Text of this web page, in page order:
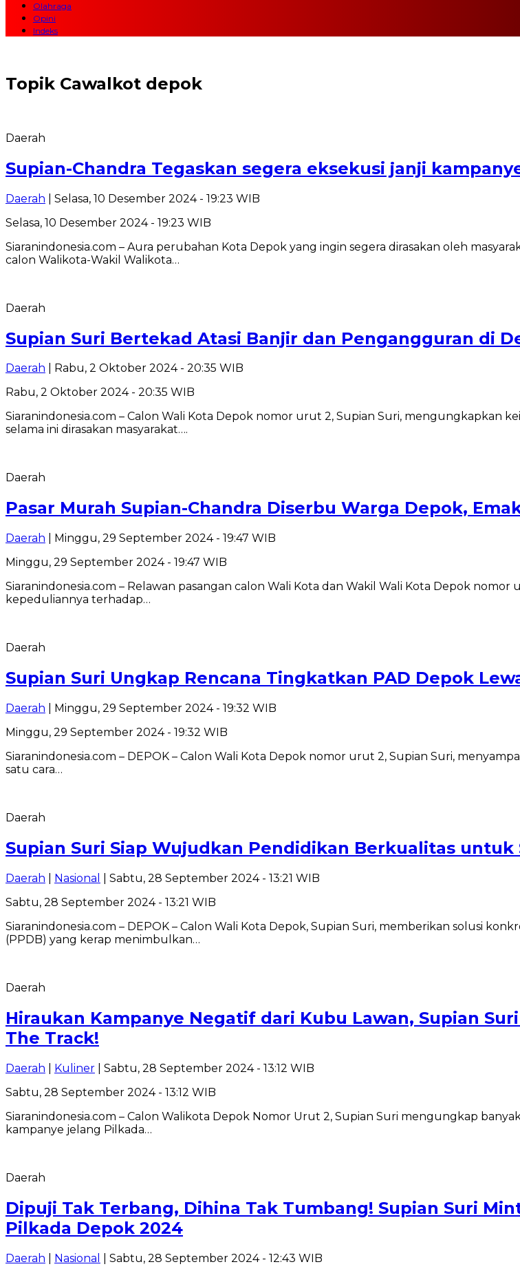
Olahraga
Opini
Indeks
Topik Cawalkot depok
Daerah
Supian-Chandra Tegaskan segera eksekusi janji
Daerah | Selasa, 10 Desember 2024 - 19:23 WIB
Selasa, 10 Desember 2024 - 19:23 WIB
Siaranindonesia.com – Aura perubahan Kota Depok yang ingin segera dirasakan oleh
calon Walikota-Wakil Walikota…
Daerah
Supian Suri Bertekad Atasi Banjir dan Pengangguran di
Daerah | Rabu, 2 Oktober 2024 - 20:35 WIB
Rabu, 2 Oktober 2024 - 20:35 WIB
Siaranindonesia.com – Calon Wali Kota Depok nomor urut 2, Supian Suri, mengungkapkan
selama ini dirasakan masyarakat….
Daerah
Pasar Murah Supian-Chandra Diserbu Warga Depok,
Daerah | Minggu, 29 September 2024 - 19:47 WIB
Minggu, 29 September 2024 - 19:47 WIB
Siaranindonesia.com – Relawan pasangan calon Wali Kota dan Wakil Wali Kota Depok
kepeduliannya terhadap…
Daerah
Supian Suri Ungkap Rencana Tingkatkan PAD Depok
Daerah | Minggu, 29 September 2024 - 19:32 WIB
Minggu, 29 September 2024 - 19:32 WIB
Siaranindonesia.com – DEPOK – Calon Wali Kota Depok nomor urut 2, Supian Suri,
satu cara…
Daerah
Supian Suri Siap Wujudkan Pendidikan Berkualitas untuk
Daerah Nasional
| Sabtu, 28 September 2024 - 13:21 WIB
Sabtu, 28 September 2024 - 13:21 WIB
Siaranindonesia.com – DEPOK – Calon Wali Kota Depok, Supian Suri, memberikan solusi
(PPDB) yang kerap menimbulkan…
Daerah
Hiraukan Kampanye Negatif dari Kubu Lawan, Supian
The Track!
Daerah Kuliner | Sabtu, 28 September 2024 - 13:12 WIB
Sabtu, 28 September 2024 - 13:12 WIB
Siaranindonesia.com – Calon Walikota Depok Nomor Urut 2, Supian Suri mengungkap
kampanye jelang Pilkada…
Daerah
Dipuji Tak Terbang, Dihina Tak Tumbang! Supian Suri
Pilkada Depok 2024
Daerah Nasional | Sabtu, 28 September 2024 - 12:43 WIB